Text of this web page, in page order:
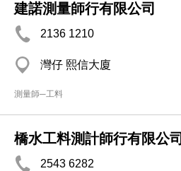
建諾測量師行有限公司
2136 1210
灣仔 熙信大廈
測量師─工料
橋水工料測計師行有限公司
2543 6282